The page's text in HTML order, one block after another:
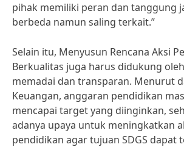
pihak memiliki peran dan tanggung
berbeda namun saling terkait.”
Selain itu, Menyusun Rencana Aksi
Berkualitas juga harus didukung
memadai dan transparan. Menurut
Keuangan, anggaran pendidikan
mencapai target yang diinginkan,
adanya upaya untuk meningkatkan
pendidikan agar tujuan SDGS dapat